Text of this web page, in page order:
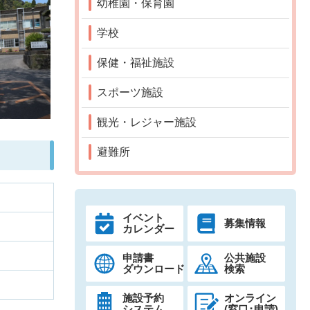
幼稚園・保育園
学校
保健・福祉施設
スポーツ施設
観光・レジャー施設
避難所
イベント
カレンダー
募集情報
申請書
ダウンロード
公共施設
検索
施設予約
オンライン